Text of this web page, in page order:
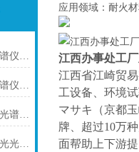
工厂直销DF-2000铅渣荧光光谱仪技术参数
工厂直销DF-2000炉渣荧光光谱仪技术参数
工厂直销DF-2000转炉渣荧光光谱仪技术参数
工厂直销DF-2000钢铁冶炼荧光光谱仪技术参数
应用领域：耐火
江西办事处工
江西省江崎贸
工设备、环境
マサキ（京都
牌、超过10万
面帮助上下游